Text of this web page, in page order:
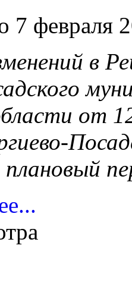
7 февраля
в
от
плановый